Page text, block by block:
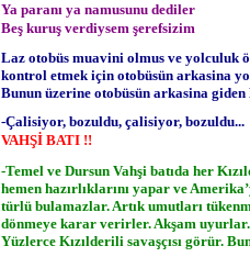
Ya paranı ya namusunu dediler
Beş kuruş verdiysem şerefsizim
Laz otobüs muavini olmus ve yolculuk
kontrol etmek için otobüsün arkasina
Bunun üzerine otobüsün arkasina
-Çalisiyor, bozuldu, çalisiyor, bozuldu...
VAHŞİ BATI !!
-Temel ve Dursun Vahşi batıda her
hemen hazırlıklarını yapar ve
türlü bulamazlar. Artık umutları
dönmeye karar verirler. Akşam
Yüzlerce Kızılderili savaşçısı görür.